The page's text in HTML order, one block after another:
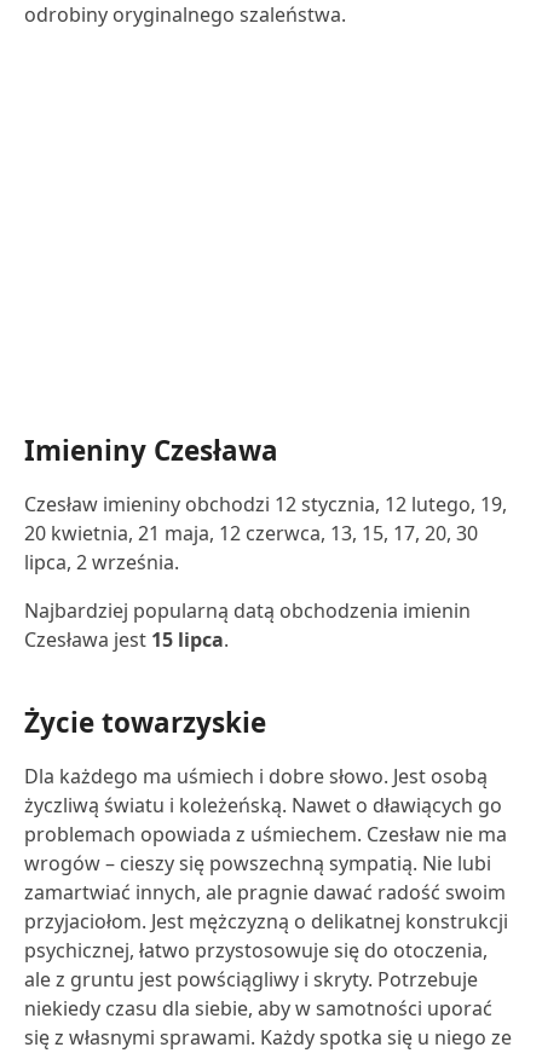
odrobiny oryginalnego szaleństwa.
Imieniny Czesława
Czesław imieniny obchodzi 12 stycznia, 12 lutego, 19,
20 kwietnia, 21 maja, 12 czerwca, 13, 15, 17, 20, 30
lipca, 2 września.
Najbardziej popularną datą obchodzenia imienin
Czesława jest 15 lipca.
Życie towarzyskie
Dla każdego ma uśmiech i dobre słowo. Jest osobą
życzliwą światu i koleżeńską. Nawet o dławiących go
problemach opowiada z uśmiechem. Czesław nie ma
wrogów – cieszy się powszechną sympatią. Nie lubi
zamartwiać innych, ale pragnie dawać radość swoim
przyjaciołom. Jest mężczyzną o delikatnej konstrukcji
psychicznej, łatwo przystosowuje się do otoczenia,
ale z gruntu jest powściągliwy i skryty. Potrzebuje
niekiedy czasu dla siebie, aby w samotności uporać
się z własnymi sprawami. Każdy spotka się u niego ze